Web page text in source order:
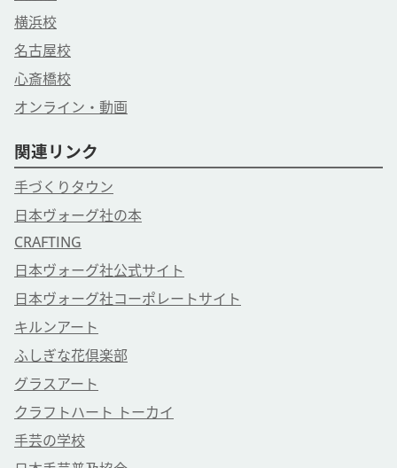
横浜校
名古屋校
心斎橋校
オンライン・動画
関連リンク
手づくりタウン
日本ヴォーグ社の本
CRAFTING
日本ヴォーグ社公式サイト
日本ヴォーグ社コーポレートサイト
キルンアート
ふしぎな花倶楽部
グラスアート
クラフトハート トーカイ
手芸の学校